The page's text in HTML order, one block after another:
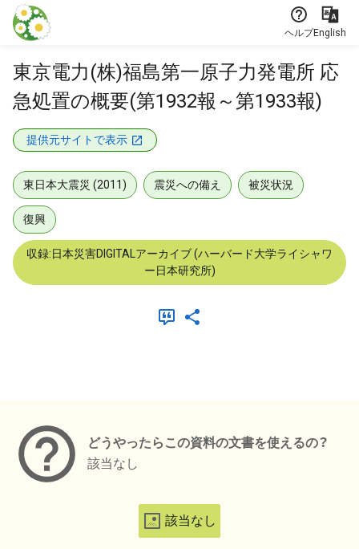
本文に飛ぶ
ヘルプEnglish
東京電力(株)福島第一原子力発電所 応
急処置の概要(第1932報～第1933報)
提供元サイトで表示
東日本大震災 (2011) 震災への備え 被災状況
復興
収録:日本災害DIGITALアーカイブ (ハーバード大学ライシャワ
ー日本研究所)
どうやったらこの資料の文書を使えるの？
該当なし
該当なし